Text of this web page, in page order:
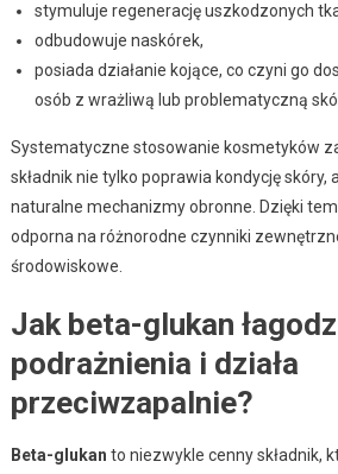
stymuluje regenerację uszkodzonych
odbudowuje naskórek,
posiada działanie kojące, co czyni go
osób z wrażliwą lub problematyczną
Systematyczne stosowanie kosmetyków
składnik nie tylko poprawia kondycję skóry,
naturalne mechanizmy obronne. Dzięki
odporna na różnorodne czynniki
środowiskowe.
Jak beta-glukan
podrażnienia i działa
przeciwzapalnie?
Beta-glukan to niezwykle cenny składnik,